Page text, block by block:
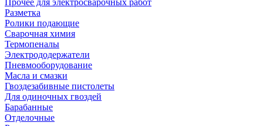
Прочее для электросварочных работ
Разметка
Ролики подающие
Сварочная химия
Термопеналы
Электрододержатели
Пневмооборудование
Масла и смазки
Гвоздезабивные пистолеты
Для одиночных гвоздей
Барабанные
Отделочные